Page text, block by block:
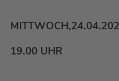
19.00 UHR